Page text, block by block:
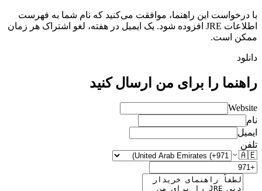
با درخواست این راهنما، موافقت می‌کنید که نام شما به فهرست
اطلاعات JRE افزوده شود. یک ایمیل در هفته، لغو اشتراک هر زمان
ممکن است.
دانلود
راهنما را برای من ارسال کنید
Website
نام
ایمیل
تلفن
🇦🇪